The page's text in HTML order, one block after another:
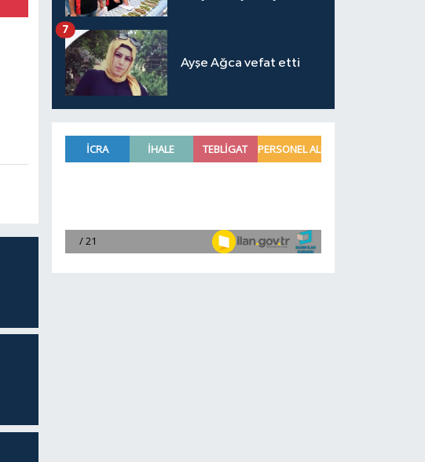
Ayşe Ağca vefat etti
7